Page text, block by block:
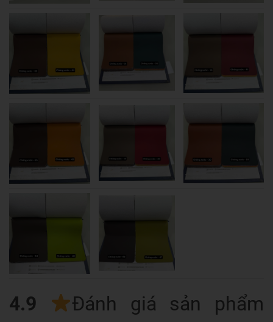
4.9
Đánh giá sản phẩm